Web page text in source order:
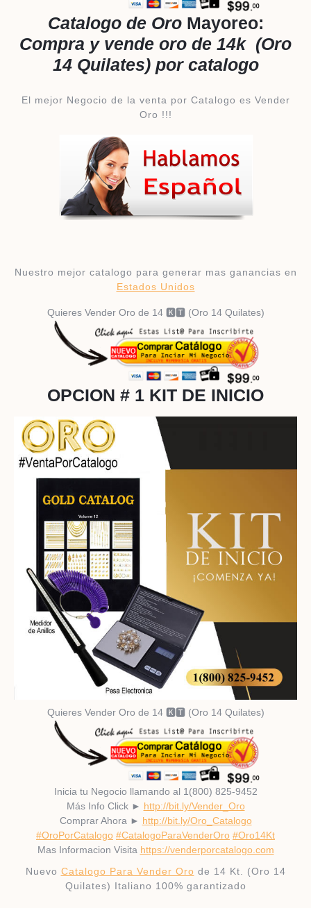
​Catalogo de OroMayoreo:
Compra y vende oro de 14k (Oro
14 Quilates) por catalogo
El mejor Negocio de la venta por Catalogo es Vender
Oro !!!
Nuestro mejor catalogo para generar mas ganancias en
Estados Unidos
Quieres Vender Oro de 14 🅺🆃 (Oro 14 Quilates)
OPCION # 1 KIT DE INICIO
Quieres Vender Oro de 14 🅺🆃 (Oro 14 Quilates)
Inicia tu Negocio llamando al 1(800) 825-9452
Más Info Click ► http://bit.ly/Vender_Oro
Comprar Ahora ► http://bit.ly/Oro_Catalogo
#OroPorCatalogo #CatalogoParaVenderOro #Oro14Kt
Mas Informacion Visita https://venderporcatalogo.com
Nuevo Catalogo Para Vender Oro de 14 Kt. (Oro 14
Quilates) Italiano 100% garantizado